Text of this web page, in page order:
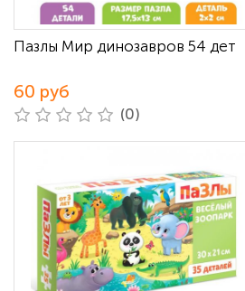
Пазлы Мир динозавров 54 дет
60 руб
(0)